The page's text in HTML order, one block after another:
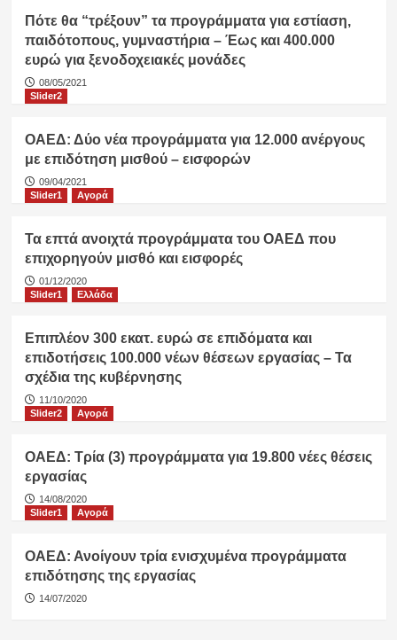
Πότε θα “τρέξουν” τα προγράμματα για εστίαση,
παιδότοπους, γυμναστήρια – Έως και 400.000
ευρώ για ξενοδοχειακές μονάδες
08/05/2021
Slider2
ΟΑΕΔ: Δύο νέα προγράμματα για 12.000 ανέργους
με επιδότηση μισθού – εισφορών
09/04/2021
Slider1
Αγορά
Τα επτά ανοιχτά προγράμματα του ΟΑΕΔ που
επιχορηγούν μισθό και εισφορές
01/12/2020
Slider1
Ελλάδα
Επιπλέον 300 εκατ. ευρώ σε επιδόματα και
επιδοτήσεις 100.000 νέων θέσεων εργασίας – Τα
σχέδια της κυβέρνησης
11/10/2020
Slider2
Αγορά
ΟΑΕΔ: Τρία (3) προγράμματα για 19.800 νέες θέσεις
εργασίας
14/08/2020
Slider1
Αγορά
ΟΑΕΔ: Ανοίγουν τρία ενισχυμένα προγράμματα
επιδότησης της εργασίας
14/07/2020